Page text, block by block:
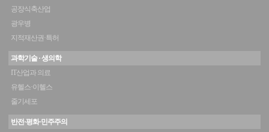
공장식축산업
광우병
지적재산권·특허
과학기술 · 생의학
IT산업과 의료
유헬스·이헬스
줄기세포
반전·평화·민주주의